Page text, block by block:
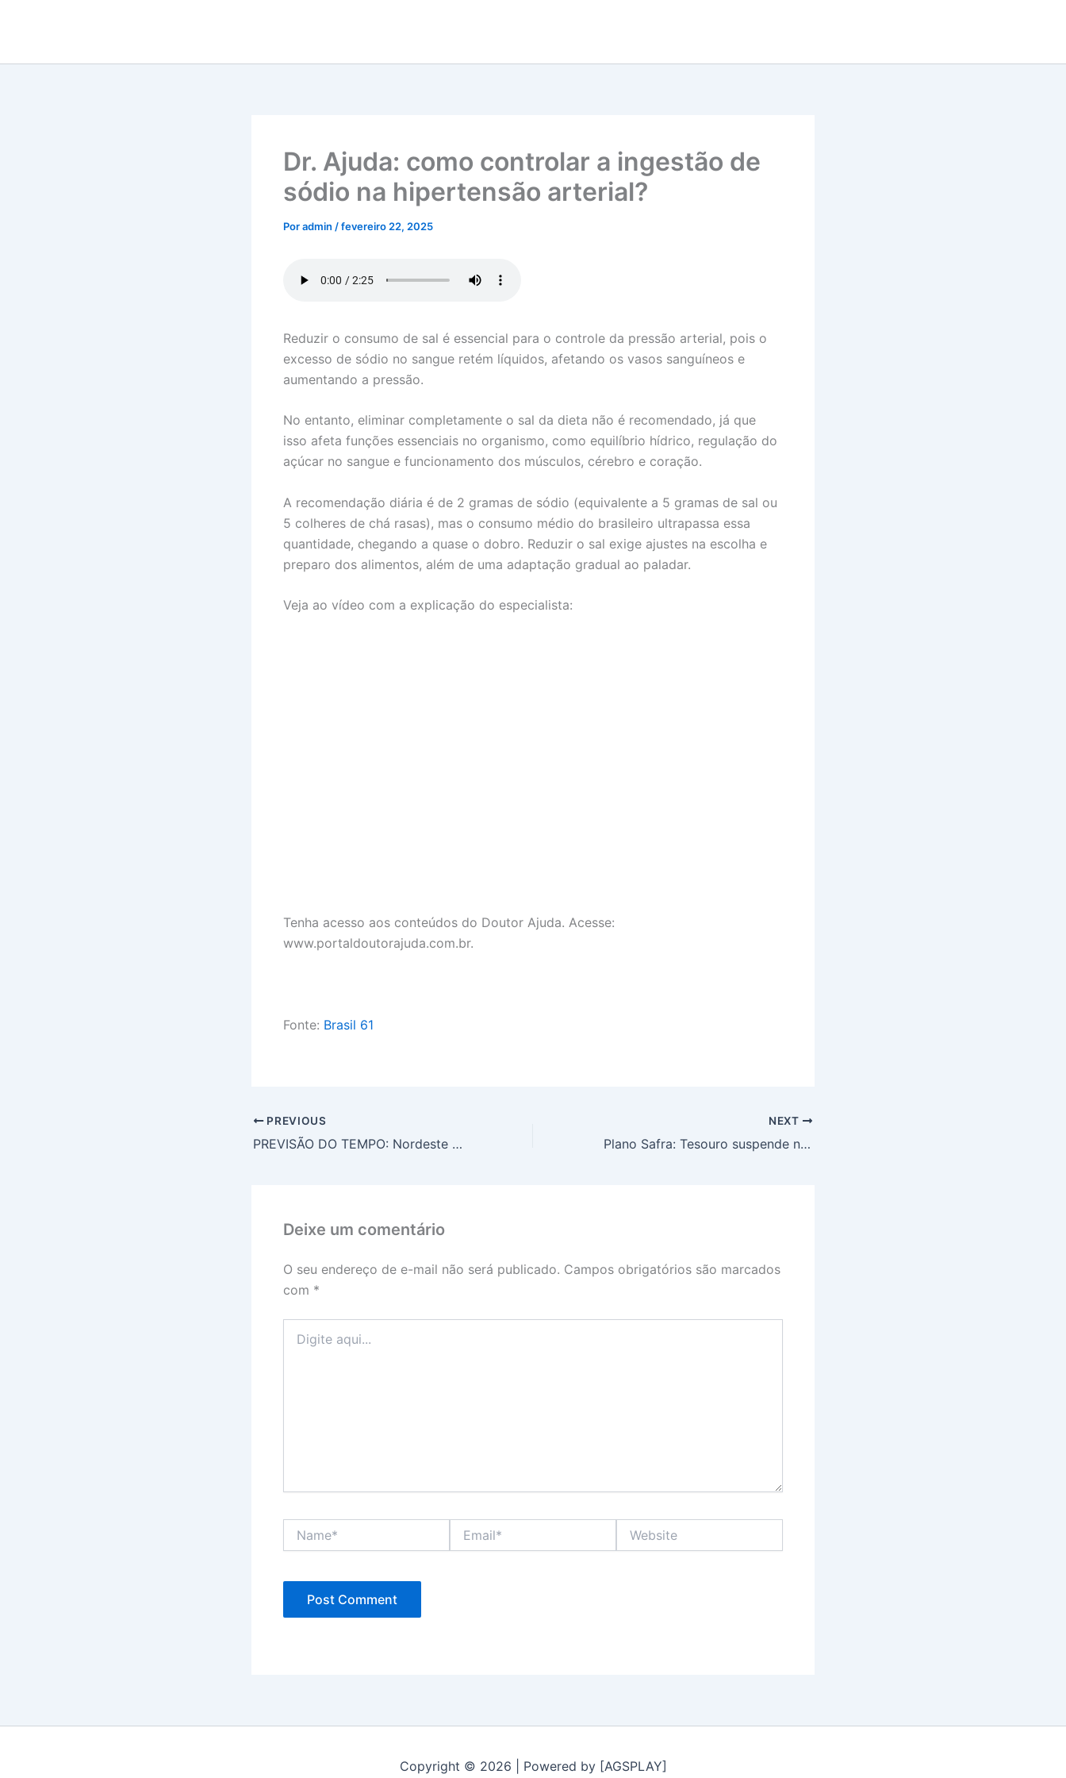
Dr. Ajuda: como controlar a ingestão de
sódio na hipertensão arterial?
Poradmin /fevereiro 22, 2025
Reduzir o consumo de sal é essencial para o controle da pressão arterial, pois o
excesso de sódio no sangue retém líquidos, afetando os vasos sanguíneos e
aumentando a pressão.
No entanto, eliminar completamente o sal da dieta não é recomendado, já que
isso afeta funções essenciais no organismo, como equilíbrio hídrico, regulação do
açúcar no sangue e funcionamento dos músculos, cérebro e coração.
A recomendação diária é de 2 gramas de sódio (equivalente a 5 gramas de sal ou
5 colheres de chá rasas), mas o consumo médio do brasileiro ultrapassa essa
quantidade, chegando a quase o dobro. Reduzir o sal exige ajustes na escolha e
preparo dos alimentos, além de uma adaptação gradual ao paladar.
Veja ao vídeo com a explicação do especialista:
Tenha acesso aos conteúdos do Doutor Ajuda. Acesse:
www.portaldoutorajuda.com.br.
Fonte: Brasil 61
PREVIOUS
PREVISÃO DO TEMPO: Nordeste terá muitas nuvens com possibilidade de chuva isolada, neste sábado (22)
NEXT
Plano Safra: Tesouro suspende novas contratações de financiamento; Haddad anuncia MP para contornar situação
Deixe um comentário
O seu endereço de e-mail não será publicado. Campos obrigatórios são marcados
com *
aqui...
Copyright © 2026 | Powered by [AGSPLAY]